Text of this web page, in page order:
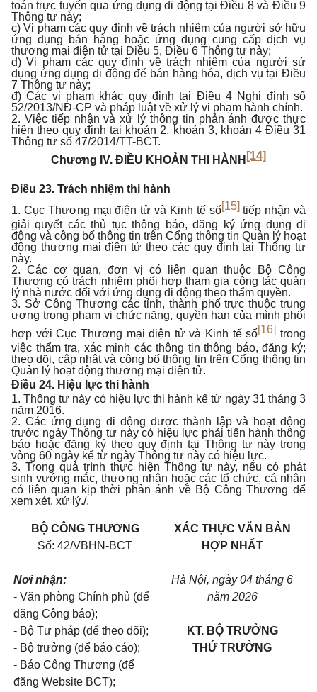
toán trực tuyến qua ứng dụng di động tại Điều 8 và Điều 9
Thông tư này;
c) Vi phạm các quy định về trách nhiệm của người sở hữu
ứng dụng bán hàng hoặc ứng dụng cung cấp dịch vụ
thương mại điện tử tại Điều 5, Điều 6 Thông tư này;
d) Vi phạm các quy định về trách nhiệm của người sử
dụng ứng dụng di động để bán hàng hóa, dịch vụ tại Điều
7 Thông tư này;
đ) Các vi phạm khác quy định tại Điều 4 Nghị định số
52/2013/NĐ-CP và pháp luật về xử lý vi phạm hành chính.
2. Việc tiếp nhận và xử lý thông tin phản ánh được thực
hiện theo quy định tại khoản 2, khoản 3, khoản 4 Điều 31
Thông tư số 47/2014/TT-BCT.
Chương IV. ĐIỀU KHOẢN THI HÀNH [14]
Điều 23. Trách nhiệm thi hành
1. Cục Thương mại điện tử và Kinh tế số[15]tiếp nhận và
giải quyết các thủ tục thông báo, đăng ký ứng dụng di
động và công bố thông tin trên Cổng thông tin Quản lý hoạt
động thương mại điện tử theo các quy định tại Thông tư
này.
2. Các cơ quan, đơn vị có liên quan thuộc Bộ Công
Thương có trách nhiệm phối hợp tham gia công tác quản
lý nhà nước đối với ứng dụng di động theo thẩm quyền.
3. Sở Công Thương các tỉnh, thành phố trực thuộc trung
ương trong phạm vi chức năng, quyền hạn của mình phối
hợp với Cục Thương mại điện tử và Kinh tế số[16] trong
việc thẩm tra, xác minh các thông tin thông báo, đăng ký;
theo dõi, cập nhật và công bố thông tin trên Cổng thông tin
Quản lý hoạt động thương mại điện tử.
Điều 24. Hiệu lực thi hành
1. Thông tư này có hiệu lực thi hành kể từ ngày 31 tháng 3
năm 2016.
2. Các ứng dụng di động được thành lập và hoạt động
trước ngày Thông tư này có hiệu lực phải tiến hành thông
báo hoặc đăng ký theo quy định tại Thông tư này trong
vòng 60 ngày kể từ ngày Thông tư này có hiệu lực.
3. Trong quá trình thực hiện Thông tư này, nếu có phát
sinh vướng mắc, thương nhân hoặc các tổ chức, cá nhân
có liên quan kịp thời phản ánh về Bộ Công Thương để
xem xét, xử lý./.
BỘ CÔNG THƯƠNG
Số: 42/VBHN-BCT
Nơi nhận:
- Văn phòng Chính phủ (để
đăng Công báo);
- Bộ Tư pháp (để theo dõi);
- Bộ trưởng (để báo cáo);
- Báo Công Thương (để
đăng Website BCT);
XÁC THỰC VĂN BẢN
HỢP NHẤT
Hà Nội, ngày 04 tháng 6
năm 2026
KT. BỘ TRƯỞNG
THỨ TRƯỞNG